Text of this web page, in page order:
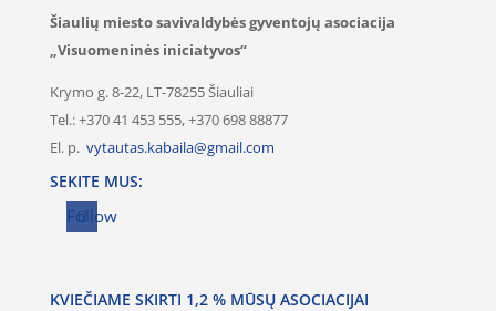
Šiaulių miesto savivaldybės gyventojų asociacija
„Visuomeninės iniciatyvos“
Krymo g. 8-22, LT-78255 Šiauliai
Tel.: +370 41 453 555, +370 698 88877
El. p. vytautas.kabaila@gmail.com
SEKITE MUS:
Follow
KVIEČIAME SKIRTI 1,2 % MŪSŲ ASOCIACIJAI